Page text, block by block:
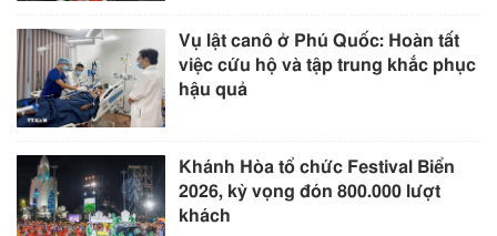
Vụ lật canô ở Phú Quốc: Hoàn tất
việc cứu hộ và tập trung khắc phục
hậu quả
Khánh Hòa tổ chức Festival Biển
2026, kỳ vọng đón 800.000 lượt
khách